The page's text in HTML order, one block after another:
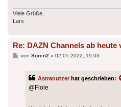
Viele Grüße,
Lars
Re: DAZN Channels ab
Beitrag
von Soren2 » 02.05.2022, 19:03
Astranutzer hat geschrieben:
@Flole